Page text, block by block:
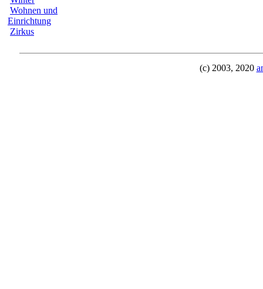
Wohnen und
Einrichtung
Zirkus
(c) 2003, 2020